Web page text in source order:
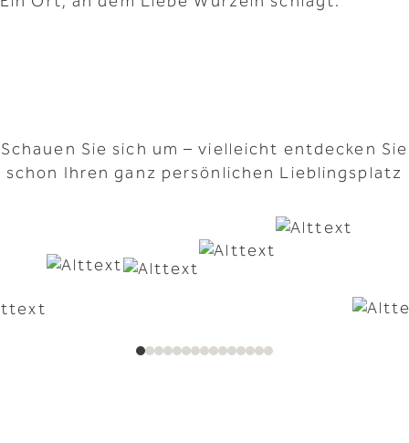
Schauen Sie sich um – vielleicht entdecken Sie
schon Ihren ganz persönlichen Lieblingsplatz